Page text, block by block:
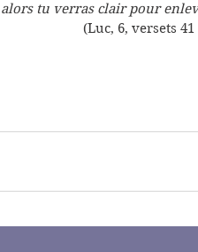
tu verras clair pour
(Luc, 6, versets